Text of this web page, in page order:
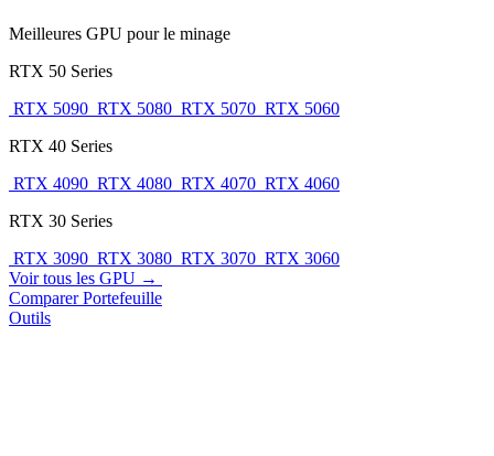
Meilleures GPU pour le minage
RTX 50 Series
RTX 5090 RTX 5080 RTX 5070 RTX 5060
RTX 40 Series
RTX 4090 RTX 4080 RTX 4070 RTX 4060
RTX 30 Series
RTX 3090 RTX 3080 RTX 3070 RTX 3060
Voir tous les GPU →
ComparerPortefeuille
Outils